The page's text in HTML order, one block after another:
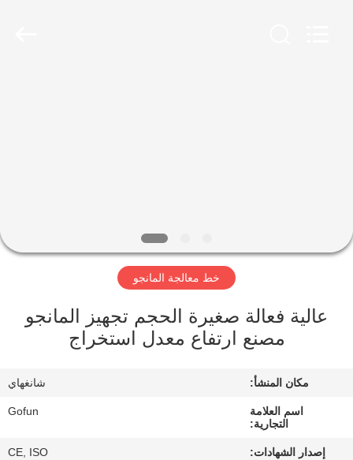
عرض
الافتراضي
جولة
خط معالجة المانجو
عالية فعالة صغيرة الحجم تجهيز المانجو
مصنع ارتفاع معدل استخراج
مكان المنشأ: شانغهاي
اسم العلامة
التجارية:
Gofun
إصدار الشهادات: CE, ISO